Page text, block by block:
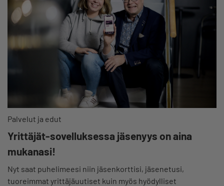
Palvelut ja edut
Yrittäjät-sovelluksessa jäsenyys on aina
mukanasi!
Nyt saat puhelimeesi niin jäsenkorttisi, jäsenetusi,
tuoreimmat yrittäjäuutiset kuin myös hyödylliset